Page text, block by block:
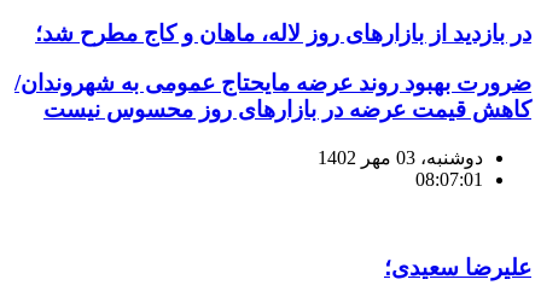
در بازدید از بازارهای روز لاله، ماهان ‌و کاج مطرح شد؛
ضرورت بهبود روند عرضه مایحتاج عمومی به شهروندان/
کاهش قیمت عرضه در بازارهای روز محسوس نیست
دوشنبه، 03 مهر 1402
08:07:01
علیرضا سعیدی؛